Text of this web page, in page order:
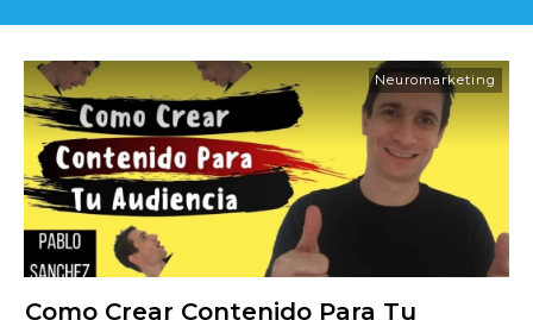
Neuromarketing
Como Crear Contenido Para Tu